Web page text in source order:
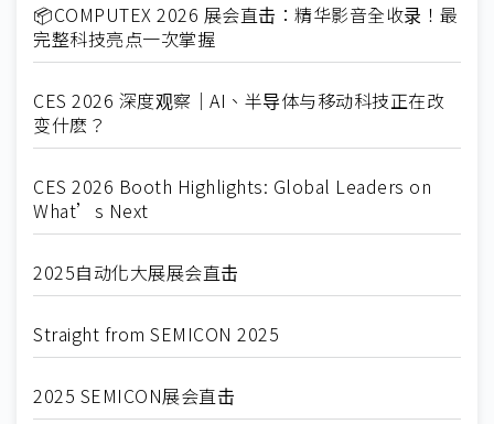
📦COMPUTEX 2026 展会直击：精华影音全收录！最
完整科技亮点一次掌握
CES 2026 深度观察｜AI、半导体与移动科技正在改
变什麽？
CES 2026 Booth Highlights: Global Leaders on
What’s Next
2025自动化大展展会直击
Straight from SEMICON 2025
2025 SEMICON展会直击